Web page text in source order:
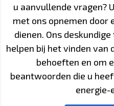
u aanvullende vragen?
met ons opnemen door
dienen. Ons
helpen bij het vinden van
behoeften en om
beantwoorden die u
energie-